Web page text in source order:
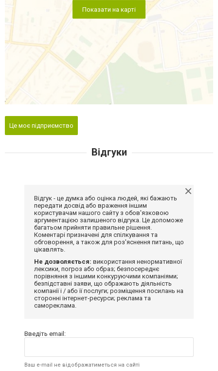
Показати на карті
Це моє підприємство
Відгуки
Відгук - це думка або оцінка людей, які бажають
передати досвід або враження іншим
користувачам нашого сайту з обов'язковою
аргументацією залишеного відгука. Це допоможе
багатьом прийняти правильне рішення.
Коментарі призначені для спілкування та
обговорення, а також для роз'яснення питань, що
цікавлять.
Не дозволяється: використання ненормативної
лексики, погроз або образ; безпосереднє
порівняння з іншими конкуруючими компаніями;
безпідставні заяви, що ображають діяльність
компанії і / або її послуги; розміщення посилань на
сторонні інтернет-ресурси; реклама та
самореклама.
Введіть email:
Ваш e-mail не відображатиметься на сайті